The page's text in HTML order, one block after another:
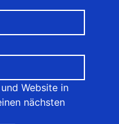
Website in
nächsten